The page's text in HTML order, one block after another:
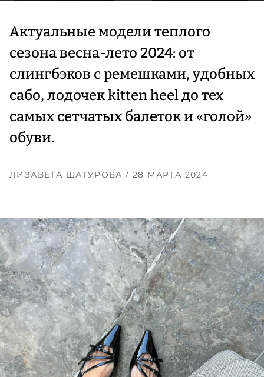
Актуальные модели теплого
сезона весна-лето 2024: от
слингбэков с ремешками, удобных
сабо, лодочек kitten heel до тех
самых сетчатых балеток и «голой»
обуви.
ЛИЗАВЕТА ШАТУРОВА/ 28 МАРТА 2024